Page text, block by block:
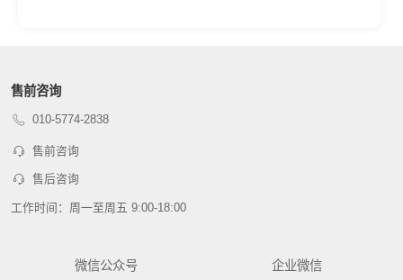
售前咨询
010-5774-2838
售前咨询
售后咨询
工作时间：周一至周五 9:00-18:00
微信公众号 企业微信